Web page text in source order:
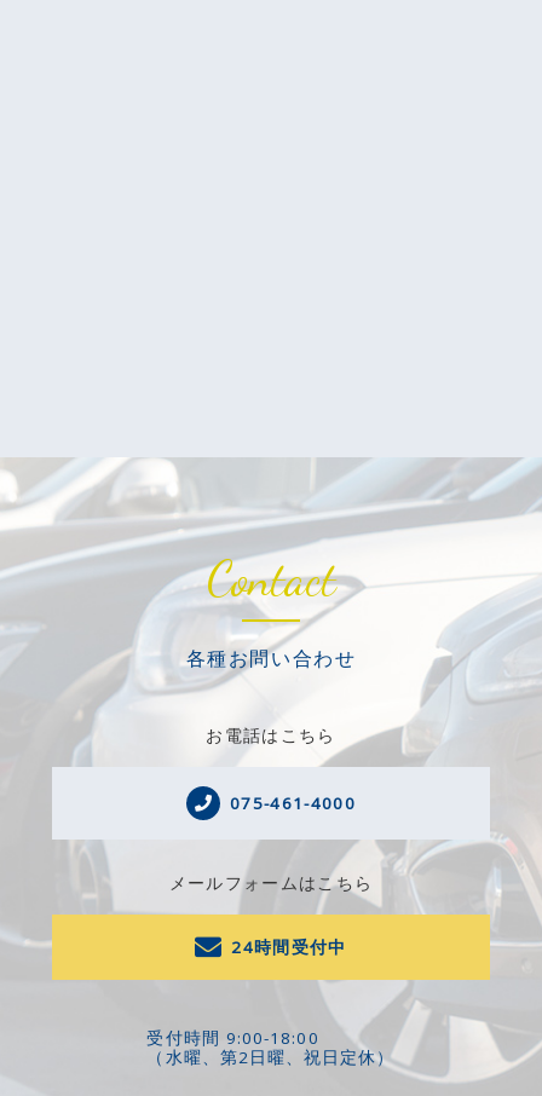
Contact
各種お問い合わせ
お電話はこちら
075-461-4000
メールフォームはこちら
24時間受付中
受付時間 9:00-18:00
（水曜、第2日曜、祝日定休）